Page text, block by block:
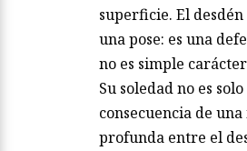
superficie. El
una pose: es una
no es simple
Su soledad no es
consecuencia de
profunda entre el